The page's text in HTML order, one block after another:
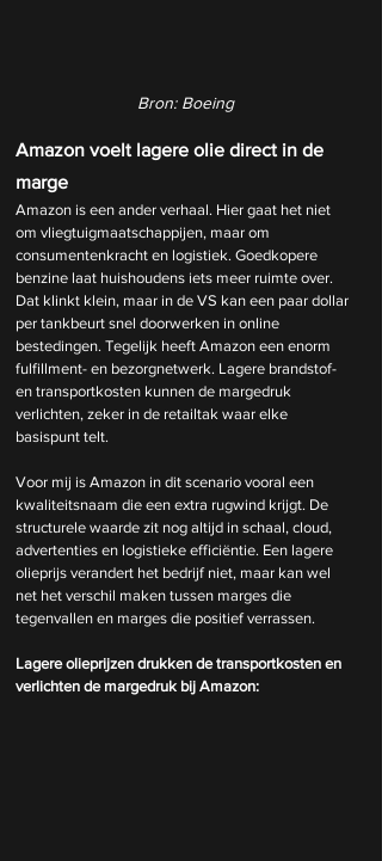
Bron: Boeing
Amazon voelt lagere olie direct in de
marge
Amazon is een ander verhaal. Hier gaat het niet
om vliegtuigmaatschappijen, maar om
consumentenkracht en logistiek. Goedkopere
benzine laat huishoudens iets meer ruimte over.
Dat klinkt klein, maar in de VS kan een paar dollar
per tankbeurt snel doorwerken in online
bestedingen. Tegelijk heeft Amazon een enorm
fulfillment- en bezorgnetwerk. Lagere brandstof-
en transportkosten kunnen de margedruk
verlichten, zeker in de retailtak waar elke
basispunt telt.
Voor mij is Amazon in dit scenario vooral een
kwaliteitsnaam die een extra rugwind krijgt. De
structurele waarde zit nog altijd in schaal, cloud,
advertenties en logistieke efficiëntie. Een lagere
olieprijs verandert het bedrijf niet, maar kan wel
net het verschil maken tussen marges die
tegenvallen en marges die positief verrassen.
Lagere olieprijzen drukken de transportkosten en
verlichten de margedruk bij Amazon: